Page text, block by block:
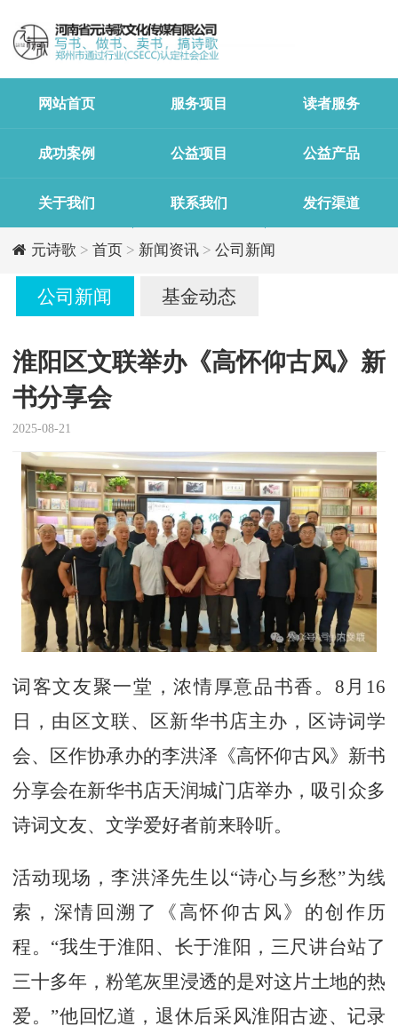
网站首页 服务项目 读者服务
成功案例 公益项目 公益产品
关于我们 联系我们 发行渠道
元诗歌 > 首页 > 新闻资讯 > 公司新闻
公司新闻 基金动态
淮阳区文联举办《高怀仰古风》新
书分享会
2025-08-21
词客文友聚一堂，浓情厚意品书香。8月16
日，由区文联、区新华书店主办，区诗词学
会、区作协承办的李洪泽《高怀仰古风》新书
分享会在新华书店天润城门店举办，吸引众多
诗词文友、文学爱好者前来聆听。
活动现场，李洪泽先生以“诗心与乡愁”为线
索，深情回溯了《高怀仰古风》的创作历
程。“我生于淮阳、长于淮阳，三尺讲台站了
三十多年，粉笔灰里浸透的是对这片土地的热
爱。”他回忆道，退休后采风淮阳古迹、记录